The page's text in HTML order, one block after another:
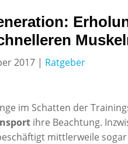
2017 | Ratgeber
im Schatten der
ihre Beachtung.
mittlerweile